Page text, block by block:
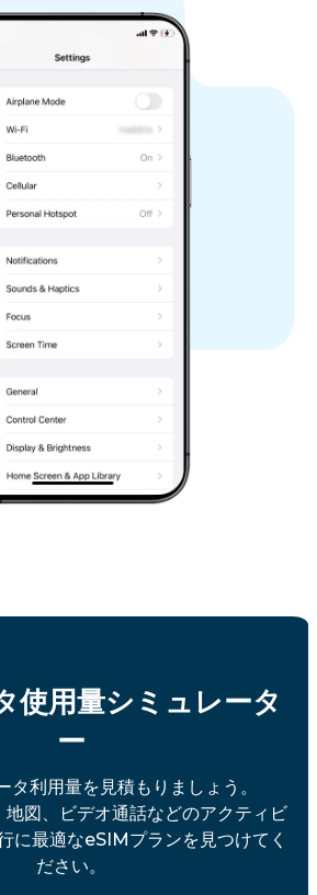
使用量シミュレータ
ー
利用量を見積もりましょう。
図、ビデオ通話などのアクティビ
に最適なeSIMプランを見つけてく
ださい。